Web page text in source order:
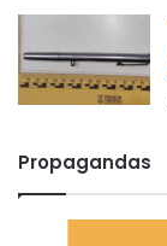
Propagandas